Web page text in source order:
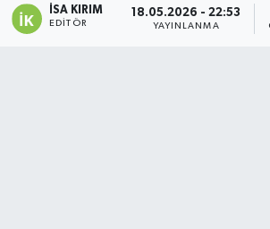
İSA KIRIM
EDITÖR
18.05.2026 - 22:53
YAYINLANMA